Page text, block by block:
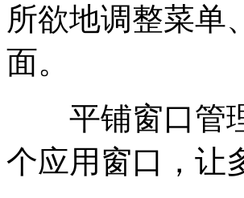
所欲地调整菜单
面。
平铺窗口管理
个应用窗口，让